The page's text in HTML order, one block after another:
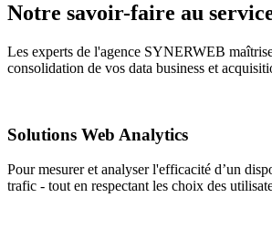
Notre savoir-faire au
Les experts de l'agence SYNERWEB
consolidation de vos data business et
Solutions Web Analytics
Pour mesurer et analyser l'efficacité d’un
trafic - tout en respectant les choix des